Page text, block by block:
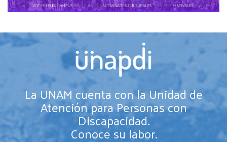
La UNAM cuenta con la Unidad de
Atención para Personas con
Discapacidad.
Conoce su labor.